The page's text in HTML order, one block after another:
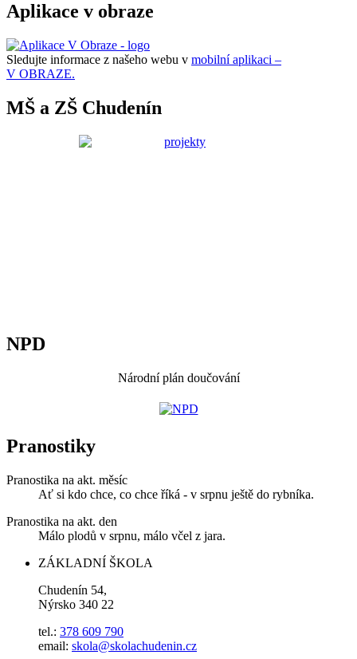
Aplikace v obraze
Sledujte informace z našeho webu v mobilní aplikaci –
V OBRAZE.
MŠ a ZŠ Chudenín
NPD
Národní plán doučování
Pranostiky
Pranostika na akt. měsíc
Ať si kdo chce, co chce říká - v srpnu ještě do rybníka.
Pranostika na akt. den
Málo plodů v srpnu, málo včel z jara.
ZÁKLADNÍ ŠKOLA
Chudenín 54,
Nýrsko 340 22
tel.: 378 609 790
email: skola@skolachudenin.cz